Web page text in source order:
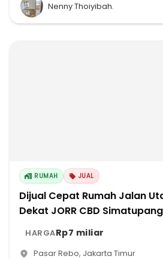
Nenny Thoiyibah.
RUMAH JUAL
Dijual Cepat Rumah Jalan
Dekat JORR CBD Simatupang
HARGARp7 miliar
Pasar Rebo, Jakarta Timur